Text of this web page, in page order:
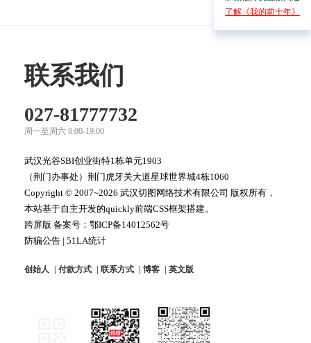
联系我们
027-81777732
周一至周六 8:00-19:00
武汉光谷SBI创业街特1栋单元1903
（荆门办事处）荆门虎牙关大道星球世界城4栋1060
Copyright © 2007~2026 武汉切图网络技术有限公司 版权所有，
本站基于自主开发的quickly前端CSS框架搭建。
跨屏版 备案号： 鄂ICP备14012562号
防骗公告 | 51LA统计
创始人 付款方式 联系方式 博客 英文版
了解《我的前十年》